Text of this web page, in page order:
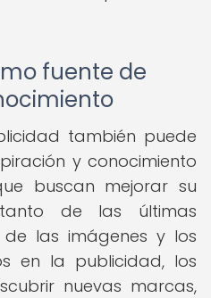
fuente de
también puede
y conocimiento
buscan mejorar su
de las últimas
las imágenes y los
en la publicidad, los
nuevas marcas,